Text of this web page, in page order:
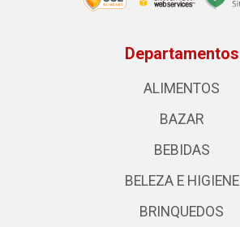
Departamentos
ALIMENTOS
BAZAR
BEBIDAS
BELEZA E HIGIENE
BRINQUEDOS